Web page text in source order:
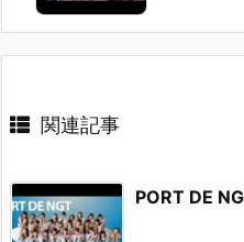
関連記事
PORT DE